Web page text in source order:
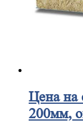
Ценана
200мм,